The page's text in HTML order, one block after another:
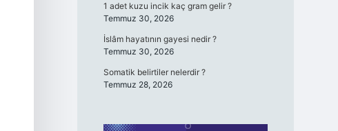
1 adet kuzu incik kaç gram gelir ?
Temmuz 30, 2026
İslâm hayatının gayesi nedir ?
Temmuz 30, 2026
Somatik belirtiler nelerdir ?
Temmuz 28, 2026